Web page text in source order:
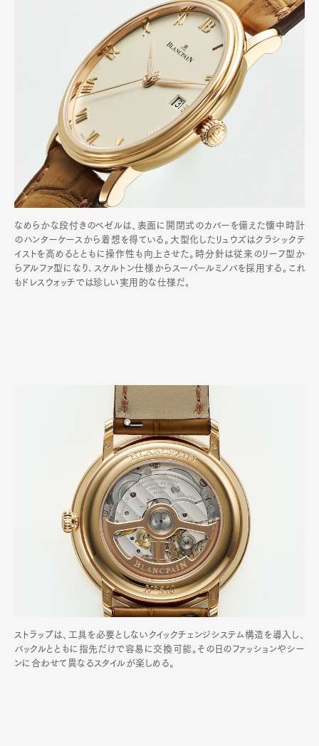
なめらかな段付きのベゼルは、表面に開閉式のカバーを備えた懐中時計
のハンターケースから着想を得ている。大型化したリュウズはクラシックテ
イストを高めるとともに操作性も向上させた。時分針は従来のリーフ型か
らアルファ型になり､スケルトン仕様からスーパールミノバを採用する｡これ
もドレスウォッチでは珍しい実用的な仕様だ｡
ストラップは、工具を必要としないクイックチェンジシステム構造を導入し、
バックルとともに指先だけで容易に交換可能。その日のファッションやシー
ンに合わせて異なるスタイルが楽しめる。